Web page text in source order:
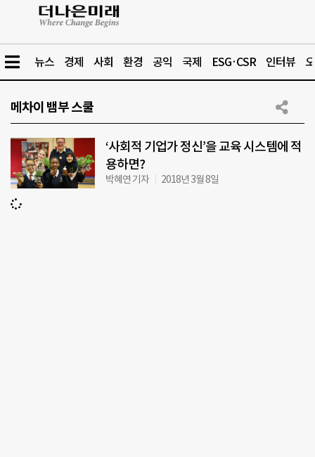
뉴스 경제 사회 환경 공익 국제 ESG·CSR 인터뷰
메차이 뱀부 스쿨
‘사회적 기업가 정신’을 교육 시스템에 적
용하면?
박혜연 기자 2018년 3월 8일